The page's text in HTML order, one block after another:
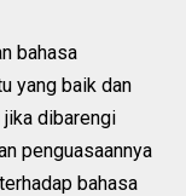
bahasa
yang baik dan
jika dibarengi
penguasaannya
bahasa